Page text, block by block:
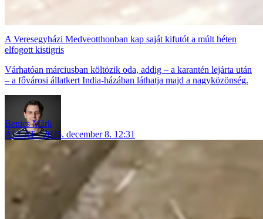
A Veresegyházi Medveotthonban kap saját kifutót a múlt héten
elfogott kistigris
Várhatóan márciusban költözik oda, addig – a karantén lejárta után
– a fővárosi állatkert India-házában láthatja majd a nagyközönség.
Benics Márk
ÁLLAT
2025. december 8. 12:31